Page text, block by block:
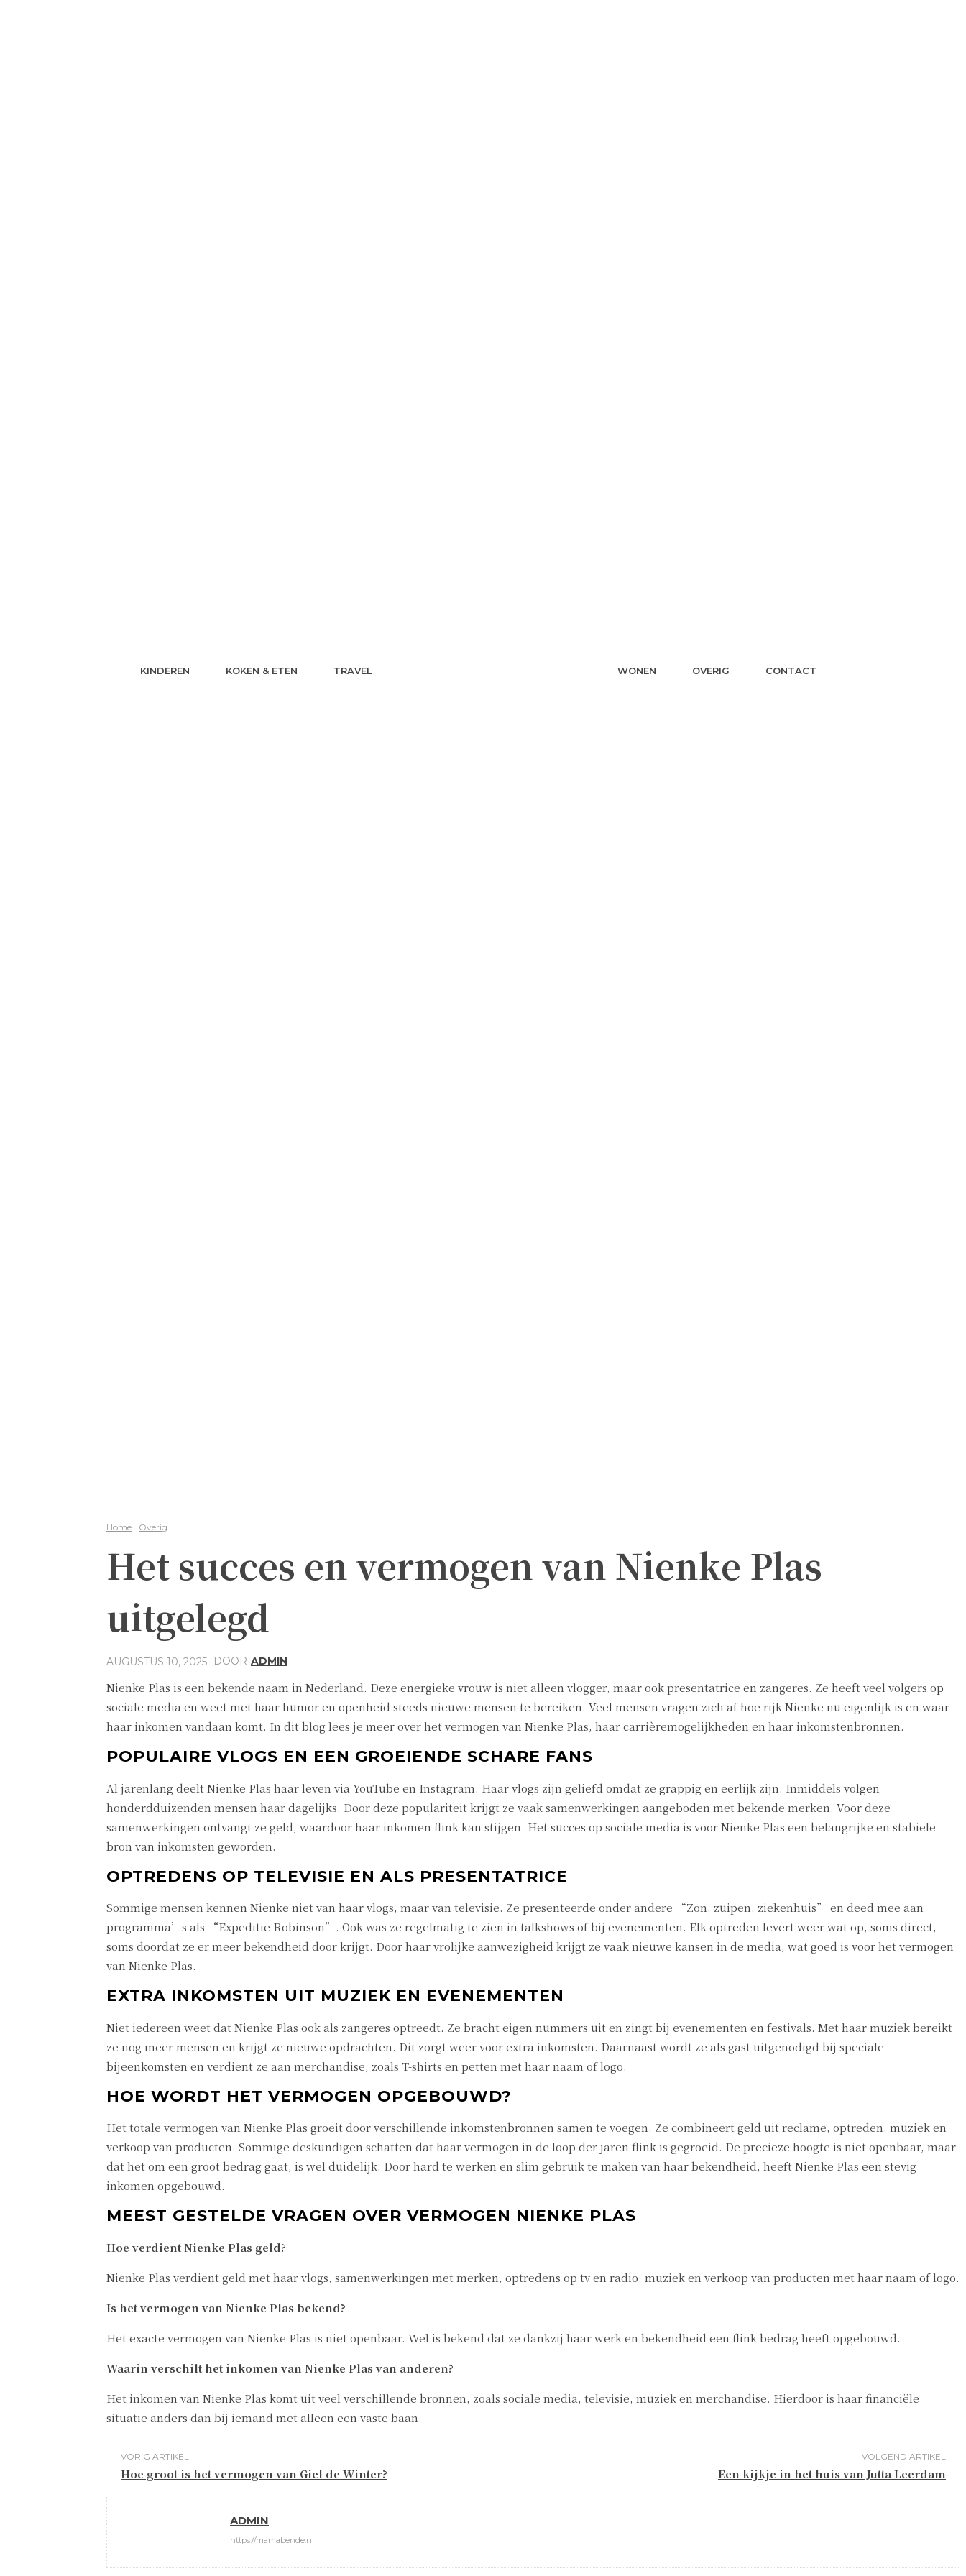
KINDEREN KOKEN & ETEN TRAVEL WONEN OVERIG CONTACT
Home Overig
Het succes en vermogen van Nienke Plas
uitgelegd
AUGUSTUS 10, 2025 DOOR ADMIN
Nienke Plas is een bekende naam in Nederland. Deze energieke vrouw is niet alleen vlogger, maar ook presentatrice en zangeres. Ze heeft veel volgers op
sociale media en weet met haar humor en openheid steeds nieuwe mensen te bereiken. Veel mensen vragen zich af hoe rijk Nienke nu eigenlijk is en waar
haar inkomen vandaan komt. In dit blog lees je meer over het vermogen van Nienke Plas, haar carrièremogelijkheden en haar inkomstenbronnen.
POPULAIRE VLOGS EN EEN GROEIENDE SCHARE FANS
Al jarenlang deelt Nienke Plas haar leven via YouTube en Instagram. Haar vlogs zijn geliefd omdat ze grappig en eerlijk zijn. Inmiddels volgen
honderdduizenden mensen haar dagelijks. Door deze populariteit krijgt ze vaak samenwerkingen aangeboden met bekende merken. Voor deze
samenwerkingen ontvangt ze geld, waardoor haar inkomen flink kan stijgen. Het succes op sociale media is voor Nienke Plas een belangrijke en stabiele
bron van inkomsten geworden.
OPTREDENS OP TELEVISIE EN ALS PRESENTATRICE
Sommige mensen kennen Nienke niet van haar vlogs, maar van televisie. Ze presenteerde onder andere “Zon, zuipen, ziekenhuis” en deed mee aan
programma’s als “Expeditie Robinson”. Ook was ze regelmatig te zien in talkshows of bij evenementen. Elk optreden levert weer wat op, soms direct,
soms doordat ze er meer bekendheid door krijgt. Door haar vrolijke aanwezigheid krijgt ze vaak nieuwe kansen in de media, wat goed is voor het vermogen
van Nienke Plas.
EXTRA INKOMSTEN UIT MUZIEK EN EVENEMENTEN
Niet iedereen weet dat Nienke Plas ook als zangeres optreedt. Ze bracht eigen nummers uit en zingt bij evenementen en festivals. Met haar muziek bereikt
ze nog meer mensen en krijgt ze nieuwe opdrachten. Dit zorgt weer voor extra inkomsten. Daarnaast wordt ze als gast uitgenodigd bij speciale
bijeenkomsten en verdient ze aan merchandise, zoals T-shirts en petten met haar naam of logo.
HOE WORDT HET VERMOGEN OPGEBOUWD?
Het totale vermogen van Nienke Plas groeit door verschillende inkomstenbronnen samen te voegen. Ze combineert geld uit reclame, optreden, muziek en
verkoop van producten. Sommige deskundigen schatten dat haar vermogen in de loop der jaren flink is gegroeid. De precieze hoogte is niet openbaar, maar
dat het om een groot bedrag gaat, is wel duidelijk. Door hard te werken en slim gebruik te maken van haar bekendheid, heeft Nienke Plas een stevig
inkomen opgebouwd.
MEEST GESTELDE VRAGEN OVER VERMOGEN NIENKE PLAS
Hoe verdient Nienke Plas geld?
Nienke Plas verdient geld met haar vlogs, samenwerkingen met merken, optredens op tv en radio, muziek en verkoop van producten met haar naam of logo.
Is het vermogen van Nienke Plas bekend?
Het exacte vermogen van Nienke Plas is niet openbaar. Wel is bekend dat ze dankzij haar werk en bekendheid een flink bedrag heeft opgebouwd.
Waarin verschilt het inkomen van Nienke Plas van anderen?
Het inkomen van Nienke Plas komt uit veel verschillende bronnen, zoals sociale media, televisie, muziek en merchandise. Hierdoor is haar financiële
situatie anders dan bij iemand met alleen een vaste baan.
VORIG ARTIKEL
Hoe groot is het vermogen van Giel de Winter?
VOLGEND ARTIKEL
Een kijkje in het huis van Jutta Leerdam
ADMIN
https://mamabende.nl